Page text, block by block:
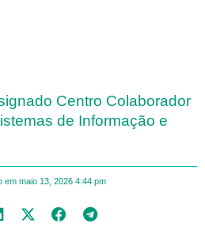
Centro Colaborador
de Informação e
em maio 13, 2026 4:44 pm